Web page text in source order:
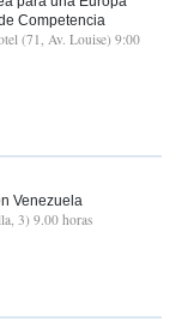
Competencia
(71, Av. Louise) 9:00
Venezuela
3) 9.00 horas